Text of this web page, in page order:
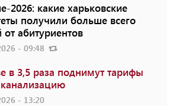
2026: какие харьковские
получили больше всего
от абитуриентов
- 09:48
в 3,5 раза поднимут тарифы
- 13:20